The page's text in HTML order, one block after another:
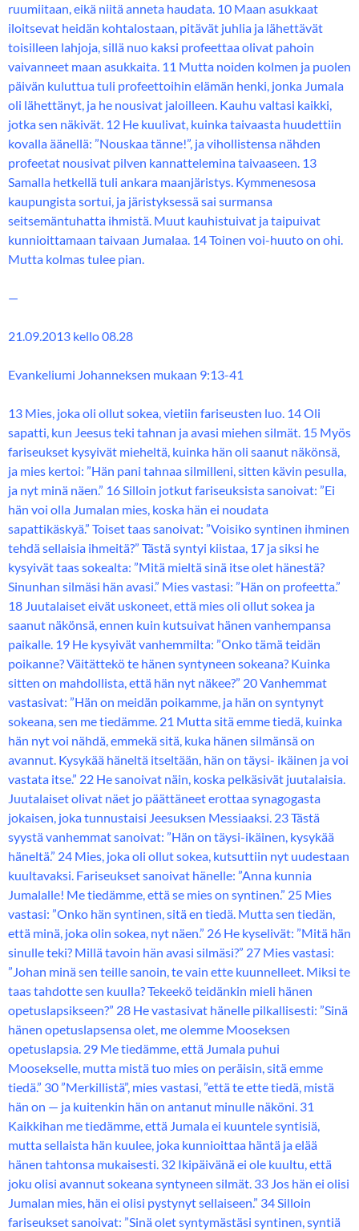
ruumiitaan, eikä niitä anneta haudata. 10 Maan asukkaat
iloitsevat heidän kohtalostaan, pitävät juhlia ja lähettävät
toisilleen lahjoja, sillä nuo kaksi profeettaa olivat pahoin
vaivanneet maan asukkaita. 11 Mutta noiden kolmen ja puolen
päivän kuluttua tuli profeettoihin elämän henki, jonka Jumala
oli lähettänyt, ja he nousivat jaloilleen. Kauhu valtasi kaikki,
jotka sen näkivät. 12 He kuulivat, kuinka taivaasta huudettiin
kovalla äänellä: ”Nouskaa tänne!”, ja vihollistensa nähden
profeetat nousivat pilven kannattelemina taivaaseen. 13
Samalla hetkellä tuli ankara maanjäristys. Kymmenesosa
kaupungista sortui, ja järistyksessä sai surmansa
seitsemäntuhatta ihmistä. Muut kauhistuivat ja taipuivat
kunnioittamaan taivaan Jumalaa. 14 Toinen voi-huuto on ohi.
Mutta kolmas tulee pian.
—
21.09.2013 kello 08.28
Evankeliumi Johanneksen mukaan 9:13-41
13 Mies, joka oli ollut sokea, vietiin fariseusten luo. 14 Oli
sapatti, kun Jeesus teki tahnan ja avasi miehen silmät. 15 Myös
fariseukset kysyivät mieheltä, kuinka hän oli saanut näkönsä,
ja mies kertoi: ”Hän pani tahnaa silmilleni, sitten kävin pesulla,
ja nyt minä näen.” 16 Silloin jotkut fariseuksista sanoivat: ”Ei
hän voi olla Jumalan mies, koska hän ei noudata
sapattikäskyä.” Toiset taas sanoivat: ”Voisiko syntinen ihminen
tehdä sellaisia ihmeitä?” Tästä syntyi kiistaa, 17 ja siksi he
kysyivät taas sokealta: ”Mitä mieltä sinä itse olet hänestä?
Sinunhan silmäsi hän avasi.” Mies vastasi: ”Hän on profeetta.”
18 Juutalaiset eivät uskoneet, että mies oli ollut sokea ja
saanut näkönsä, ennen kuin kutsuivat hänen vanhempansa
paikalle. 19 He kysyivät vanhemmilta: ”Onko tämä teidän
poikanne? Väitättekö te hänen syntyneen sokeana? Kuinka
sitten on mahdollista, että hän nyt näkee?” 20 Vanhemmat
vastasivat: ”Hän on meidän poikamme, ja hän on syntynyt
sokeana, sen me tiedämme. 21 Mutta sitä emme tiedä, kuinka
hän nyt voi nähdä, emmekä sitä, kuka hänen silmänsä on
avannut. Kysykää häneltä itseltään, hän on täysi- ikäinen ja voi
vastata itse.” 22 He sanoivat näin, koska pelkäsivät juutalaisia.
Juutalaiset olivat näet jo päättäneet erottaa synagogasta
jokaisen, joka tunnustaisi Jeesuksen Messiaaksi. 23 Tästä
syystä vanhemmat sanoivat: ”Hän on täysi-ikäinen, kysykää
häneltä.” 24 Mies, joka oli ollut sokea, kutsuttiin nyt uudestaan
kuultavaksi. Fariseukset sanoivat hänelle: ”Anna kunnia
Jumalalle! Me tiedämme, että se mies on syntinen.” 25 Mies
vastasi: ”Onko hän syntinen, sitä en tiedä. Mutta sen tiedän,
että minä, joka olin sokea, nyt näen.” 26 He kyselivät: ”Mitä hän
sinulle teki? Millä tavoin hän avasi silmäsi?” 27 Mies vastasi:
”Johan minä sen teille sanoin, te vain ette kuunnelleet. Miksi te
taas tahdotte sen kuulla? Tekeekö teidänkin mieli hänen
opetuslapsikseen?” 28 He vastasivat hänelle pilkallisesti: ”Sinä
hänen opetuslapsensa olet, me olemme Mooseksen
opetuslapsia. 29 Me tiedämme, että Jumala puhui
Moosekselle, mutta mistä tuo mies on peräisin, sitä emme
tiedä.” 30 ”Merkillistä”, mies vastasi, ”että te ette tiedä, mistä
hän on — ja kuitenkin hän on antanut minulle näköni. 31
Kaikkihan me tiedämme, että Jumala ei kuuntele syntisiä,
mutta sellaista hän kuulee, joka kunnioittaa häntä ja elää
hänen tahtonsa mukaisesti. 32 Ikipäivänä ei ole kuultu, että
joku olisi avannut sokeana syntyneen silmät. 33 Jos hän ei olisi
Jumalan mies, hän ei olisi pystynyt sellaiseen.” 34 Silloin
fariseukset sanoivat: ”Sinä olet syntymästäsi syntinen, syntiä